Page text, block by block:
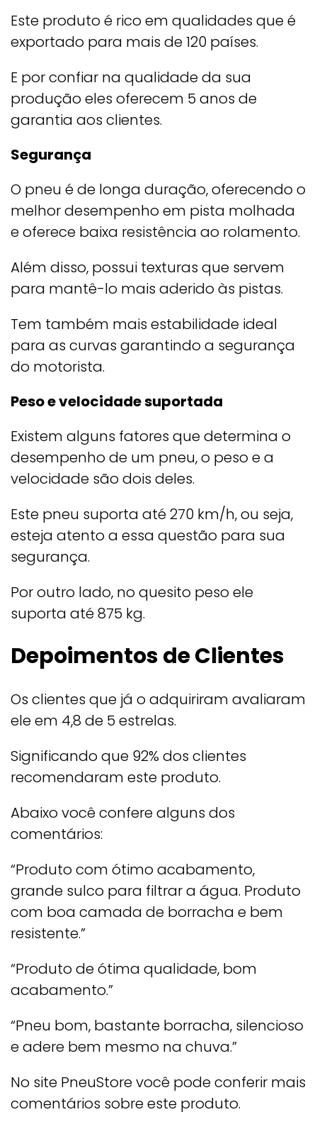
Este produto é rico em qualidades que é
exportado para mais de 120 países.
E por confiar na qualidade da sua
produção eles oferecem 5 anos de
garantia aos clientes.
Segurança
O pneu é de longa duração, oferecendo o
melhor desempenho em pista molhada
e oferece baixa resistência ao rolamento.
Além disso, possui texturas que servem
para mantê-lo mais aderido às pistas.
Tem também mais estabilidade ideal
para as curvas garantindo a segurança
do motorista.
Peso e velocidade suportada
Existem alguns fatores que determina o
desempenho de um pneu, o peso e a
velocidade são dois deles.
Este pneu suporta até 270 km/h, ou seja,
esteja atento a essa questão para sua
segurança.
Por outro lado, no quesito peso ele
suporta até 875 kg.
Depoimentos de Clientes
Os clientes que já o adquiriram avaliaram
ele em 4,8 de 5 estrelas.
Significando que 92% dos clientes
recomendaram este produto.
Abaixo você confere alguns dos
comentários:
“Produto com ótimo acabamento,
grande sulco para filtrar a água. Produto
com boa camada de borracha e bem
resistente.”
“Produto de ótima qualidade, bom
acabamento.”
“Pneu bom, bastante borracha, silencioso
e adere bem mesmo na chuva.”
No site PneuStore você pode conferir mais
comentários sobre este produto.